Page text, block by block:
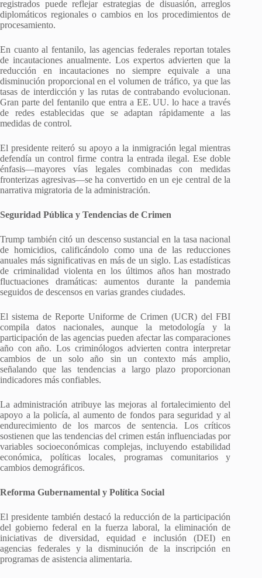
registrados puede reflejar estrategias de disuasión, arreglos
diplomáticos regionales o cambios en los procedimientos de
procesamiento.
En cuanto al fentanilo, las agencias federales reportan totales
de incautaciones anualmente. Los expertos advierten que la
reducción en incautaciones no siempre equivale a una
disminución proporcional en el volumen de tráfico, ya que las
tasas de interdicción y las rutas de contrabando evolucionan.
Gran parte del fentanilo que entra a EE. UU. lo hace a través
de redes establecidas que se adaptan rápidamente a las
medidas de control.
El presidente reiteró su apoyo a la inmigración legal mientras
defendía un control firme contra la entrada ilegal. Ese doble
énfasis—mayores vías legales combinadas con medidas
fronterizas agresivas—se ha convertido en un eje central de la
narrativa migratoria de la administración.
Seguridad Pública y Tendencias de Crimen
Trump también citó un descenso sustancial en la tasa nacional
de homicidios, calificándolo como una de las reducciones
anuales más significativas en más de un siglo. Las estadísticas
de criminalidad violenta en los últimos años han mostrado
fluctuaciones dramáticas: aumentos durante la pandemia
seguidos de descensos en varias grandes ciudades.
El sistema de Reporte Uniforme de Crimen (UCR) del FBI
compila datos nacionales, aunque la metodología y la
participación de las agencias pueden afectar las comparaciones
año con año. Los criminólogos advierten contra interpretar
cambios de un solo año sin un contexto más amplio,
señalando que las tendencias a largo plazo proporcionan
indicadores más confiables.
La administración atribuye las mejoras al fortalecimiento del
apoyo a la policía, al aumento de fondos para seguridad y al
endurecimiento de los marcos de sentencia. Los críticos
sostienen que las tendencias del crimen están influenciadas por
variables socioeconómicas complejas, incluyendo estabilidad
económica, políticas locales, programas comunitarios y
cambios demográficos.
Reforma Gubernamental y Política Social
El presidente también destacó la reducción de la participación
del gobierno federal en la fuerza laboral, la eliminación de
iniciativas de diversidad, equidad e inclusión (DEI) en
agencias federales y la disminución de la inscripción en
programas de asistencia alimentaria.